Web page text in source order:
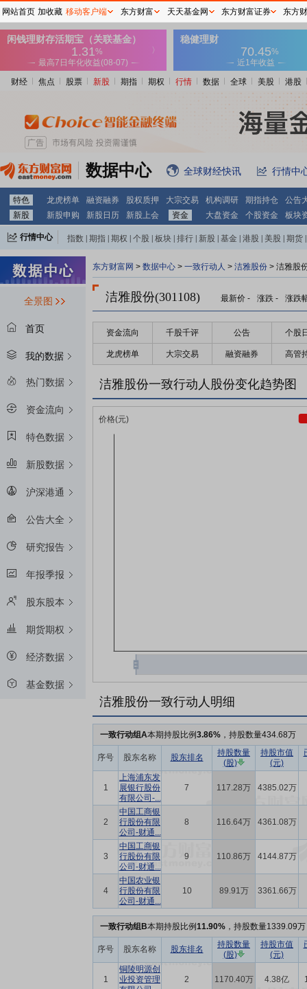
财经 焦点 股票 新股 期指 期权 行情 数据 全球 美股 港股
数据中心 全球财经快讯 行情中
特色 龙虎榜单 融资融券 股权质押 大宗交易 机构调研 期指持仓
公告
新股
新股申购 新股日历 新股上会 资金 大盘资金 个股资金 板块
行情中心 指数 期指 期权 个股 板块 排行 新股 基金 港股 美股 期货
全景图
首页
我的数据
热门数据
资金流向
特色数据
新股数据
沪深港通
公告大全
研究报告
年报季报
股东股本
期货期权
经济数据
基金数据
东方财富网 > 数据中心 > 一致行动人 > 洁雅股份 > 洁雅股
洁雅股份(301108) 最新价 - 涨跌 - 涨跌
资金流向 千股千评 公告 个股
龙虎榜单 大宗交易 融资融券 高管
洁雅股份一致行动人股份变化趋势图
洁雅股份一致行动人明细
一致行动组A本期持股比例3.86% ，持股数量434.68万
序号 股东名称 股东排名
持股数量
(股)
持股市值
(元)
1
上海浦东发
展银行股份
有限公司-...
7 117.28万 4385.02万
2
中国工商银
行股份有限
公司-财通...
8 116.64万 4361.08万
3
中国工商银
行股份有限
公司-财通...
9 110.86万 4144.87万
4
中国农业银
行股份有限
公司-财通...
10 89.91万 3361.66万
一致行动组B本期持股比例11.90% ，持股数量1339.09万
序号 股东名称 股东排名
持股数量
(股)
持股市值
(元)
1
铜陵明源创
业投资管理
2 1170.40万 4.38亿
网站首页 加收藏 移动客户端 东方财富 天天基金网 东方财富证券 东方